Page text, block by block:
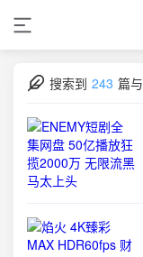
搜索到 243 篇与